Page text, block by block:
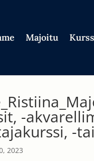
Majoitu
-
-
2023